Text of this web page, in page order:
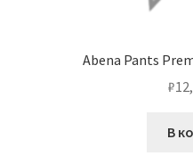
Abena Pants
₽
В